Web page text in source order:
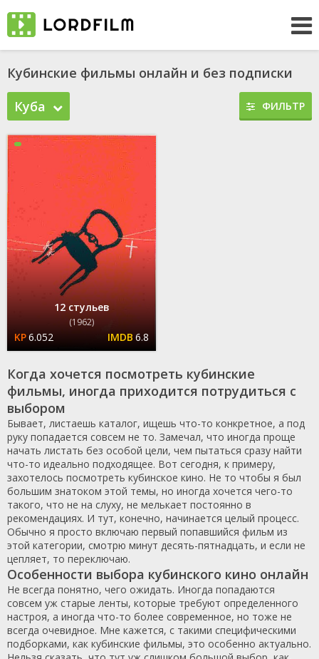
Кубинские фильмы онлайн и без подписки
Куба
ФИЛЬТР
12 стульев
(1962)
6.052 6.8
Когда хочется посмотреть кубинские
фильмы, иногда приходится потрудиться с
выбором
Бывает, листаешь каталог, ищешь что-то конкретное, а под
руку попадается совсем не то. Замечал, что иногда проще
начать листать без особой цели, чем пытаться сразу найти
что-то идеально подходящее. Вот сегодня, к примеру,
захотелось посмотреть кубинское кино. Не то чтобы я был
большим знатоком этой темы, но иногда хочется чего-то
такого, что не на слуху, не мелькает постоянно в
рекомендациях. И тут, конечно, начинается целый процесс.
Обычно я просто включаю первый попавшийся фильм из
этой категории, смотрю минут десять-пятнадцать, и если не
цепляет, то переключаю.
Особенности выбора кубинского кино онлайн
Не всегда понятно, чего ожидать. Иногда попадаются
совсем уж старые ленты, которые требуют определенного
настроя, а иногда что-то более современное, но тоже не
всегда очевидное. Мне кажется, с такими специфическими
подборками, как кубинские фильмы, это особенно актуально.